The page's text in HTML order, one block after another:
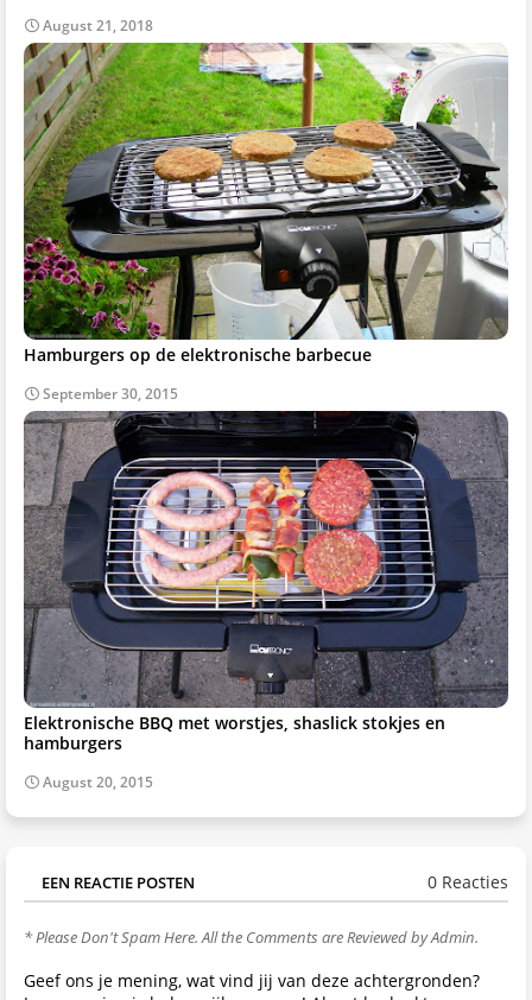
August 21, 2018
Hamburgers op de elektronische barbecue
September 30, 2015
Elektronische BBQ met worstjes, shaslick stokjes en
hamburgers
August 20, 2015
EEN REACTIE POSTEN 0 Reacties
* Please Don't Spam Here. All the Comments are Reviewed by Admin.
Geef ons je mening, wat vind jij van deze achtergronden?